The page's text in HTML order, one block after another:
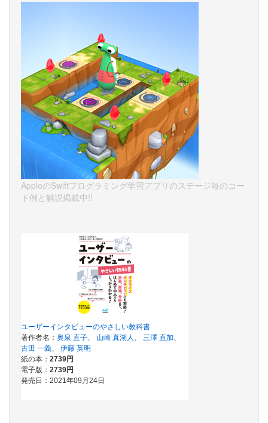
AppleのSwiftプログラミング学習アプリのステージ毎のコー
ド例と解説掲載中!!